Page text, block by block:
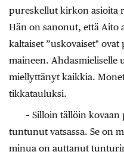
pureskellut kirkon asioita
Hän on sanonut, että ­Aito
kaltaiset ”uskovaiset"
maineen. Ahdasmieliselle
miellyttänyt kaikkia.
tikkatauluksi.
– Silloin tällöin
tuntunut vatsassa. Se on
minua on auttanut